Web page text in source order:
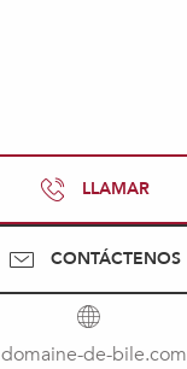
LLAMAR
CONTÁCTENOS
domaine-de-bile.com